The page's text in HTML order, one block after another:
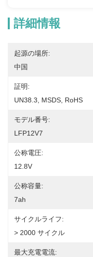
詳細情報
起源の場所:
中国
証明:
UN38.3, MSDS, RoHS
モデル番号:
LFP12V7
公称電圧:
12.8V
公称容量:
7ah
サイクルライフ:
> 2000 サイクル
最大充電電流: